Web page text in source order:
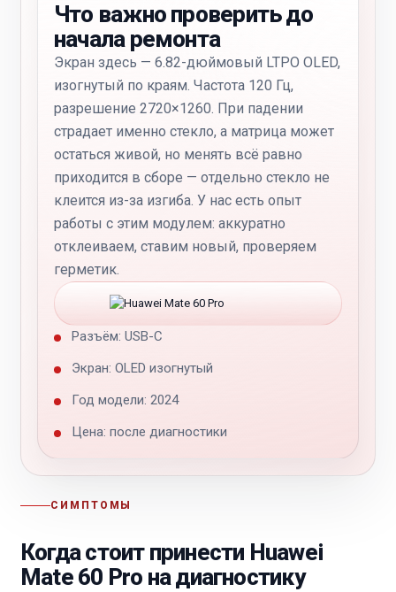
Что важно проверить до
начала ремонта
Экран здесь — 6.82-дюймовый LTPO OLED,
изогнутый по краям. Частота 120 Гц,
разрешение 2720×1260. При падении
страдает именно стекло, а матрица может
остаться живой, но менять всё равно
приходится в сборе — отдельно стекло не
клеится из-за изгиба. У нас есть опыт
работы с этим модулем: аккуратно
отклеиваем, ставим новый, проверяем
герметик.
Разъём: USB-C
Экран: OLED изогнутый
Год модели: 2024
Цена: после диагностики
СИМПТОМЫ
Когда стоит принести Huawei
Mate 60 Pro на диагностику